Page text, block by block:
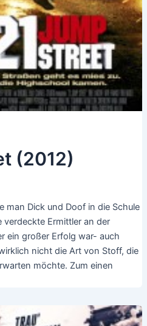
(2012)
man Dick und Doof in die Schule
verdeckte Ermittler an der
ein großer Erfolg war- auch
nicht die Art von Stoff, die
möchte. Zum einen